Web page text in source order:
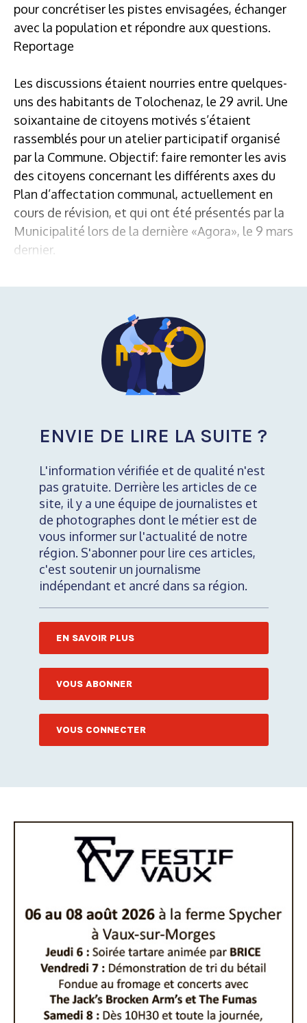
pour concrétiser les pistes envisagées, échanger
avec la population et répondre aux questions.
Reportage
Les discussions étaient nourries entre quelques-
uns des habitants de Tolochenaz, le 29 avril. Une
soixantaine de citoyens motivés s’étaient
rassemblés pour un atelier participatif organisé
par la Commune. Objectif: faire remonter les avis
des citoyens concernant les différents axes du
Plan d’affectation communal, actuellement en
cours de révision, et qui ont été présentés par la
Municipalité lors de la dernière «Agora», le 9 mars
dernier.
ENVIE DE LIRE LA SUITE ?
L'information vérifiée et de qualité n'est
pas gratuite. Derrière les articles de ce
site, il y a une équipe de journalistes et
de photographes dont le métier est de
vous informer sur l'actualité de notre
région. S'abonner pour lire ces articles,
c'est soutenir un journalisme
indépendant et ancré dans sa région.
EN SAVOIR PLUS
VOUS ABONNER
VOUS CONNECTER